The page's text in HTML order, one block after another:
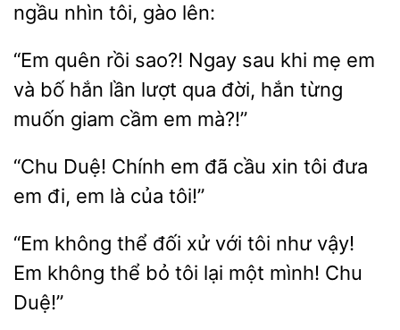
ngầu nhìn tôi, gào lên:
“Em quên rồi
Ngay sau khi mẹ em
và bố hắn lần lượt qua đời, hắn
muốn giam
em mà?!”
“Chu Duệ! Chính đã cầu
đưa
em đi, em là của tôi!”
“Em không thể đối xử
tôi như vậy!
Em không thể bỏ tôi lại
mình!
Duệ!”